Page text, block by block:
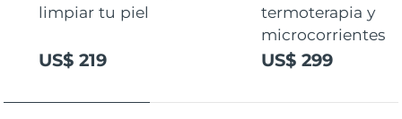
limpiar tu piel
US$ 219
termoterapia y
microcorrientes
US$ 299